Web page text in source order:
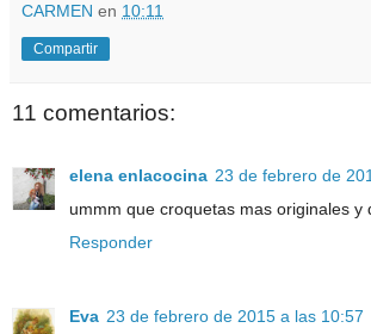
CARMEN en 10:11
Compartir
11 comentarios:
elena enlacocina 23 de febrero de
ummm que croquetas mas originales y
Responder
Eva 23 de febrero de 2015 a las 10:57